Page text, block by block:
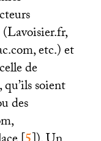
etc.) et
de
soient
des